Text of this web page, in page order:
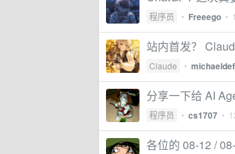
程序员 • Freeego •
站内首发？
Claude •
分享一下给 AI
程序员 • cs1707 •
各位的 08-12 /